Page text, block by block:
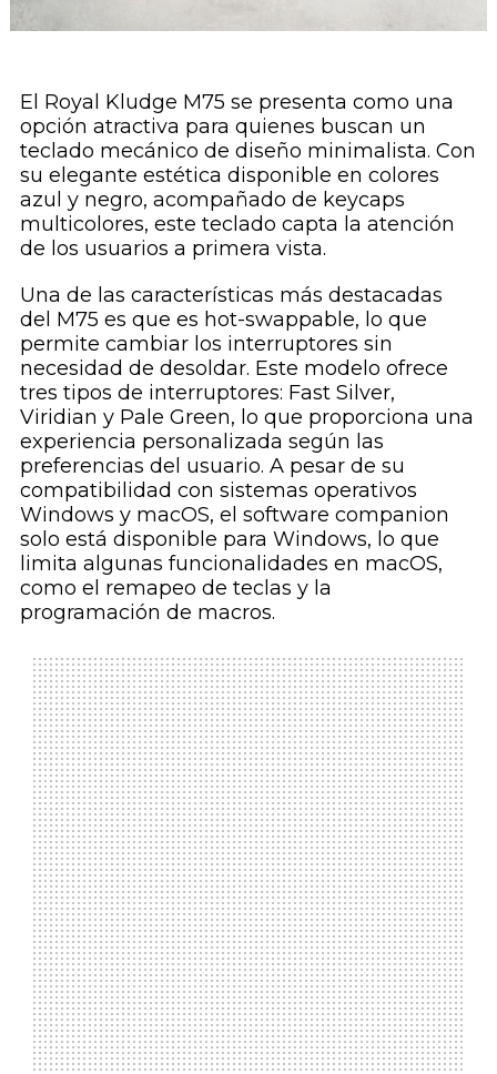
El Royal Kludge M75 se presenta como una
opción atractiva para quienes buscan un
teclado mecánico de diseño minimalista. Con
su elegante estética disponible en colores
azul y negro, acompañado de keycaps
multicolores, este teclado capta la atención
de los usuarios a primera vista.
Una de las características más destacadas
del M75 es que es hot-swappable, lo que
permite cambiar los interruptores sin
necesidad de desoldar. Este modelo ofrece
tres tipos de interruptores: Fast Silver,
Viridian y Pale Green, lo que proporciona una
experiencia personalizada según las
preferencias del usuario. A pesar de su
compatibilidad con sistemas operativos
Windows y macOS, el software companion
solo está disponible para Windows, lo que
limita algunas funcionalidades en macOS,
como el remapeo de teclas y la
programación de macros.